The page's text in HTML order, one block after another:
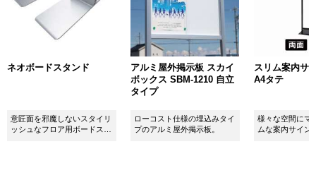
ネオボードスタンド
意匠面を邪魔しないスタイリ
ッシュなフロア用ボードスタ
アルミ屋外掲示板 スカイ
ボックス SBM-1210 自立
タイプ
ローコスト仕様の埋込みタイ
プのアルミ屋外掲示板。
スリム案内サ
A4タテ
様々な空間にマ
ムな案内サイン